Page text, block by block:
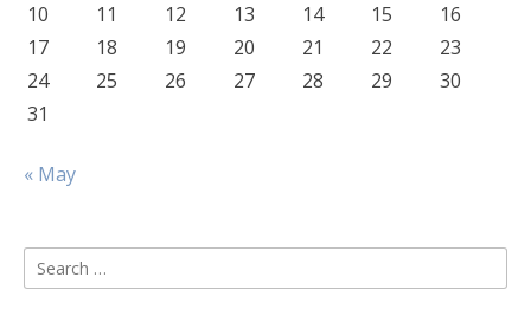
10
11 12 13 14 15
16
17
18 19 20 21 22
23
24
25 26 27 28 29
30
31
« May
Search
for: